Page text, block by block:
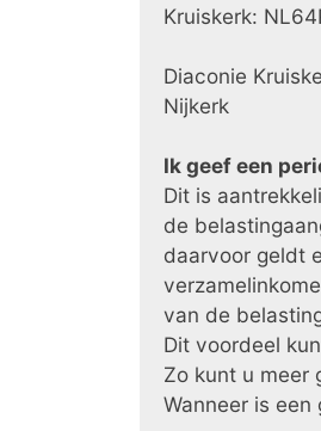
Kruiskerk:
Diaconie
Nijkerk
Ik geef een
Dit is
de
daarvoor geldt
van de
Dit voordeel
Zo kunt u meer
Wanneer is